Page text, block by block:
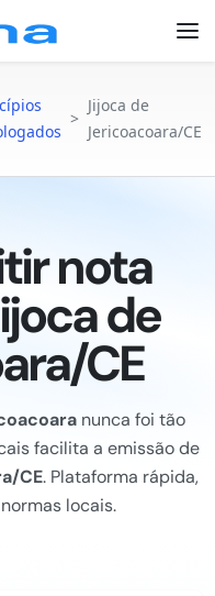
>
Jijoca de
Jericoacoara/CE
nota
de
CE
nunca foi tão
facilita a emissão de
CE. Plataforma rápida,
locais.